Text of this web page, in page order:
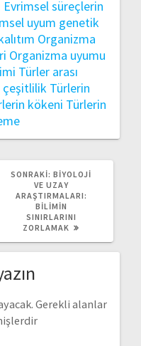
Evrimsel süreçlerin
uyum genetik
Organizma
Organizma uyumu
Türler arası
çeşitlilik Türlerin
kökeni Türlerin
SONRAKI: SONRAKI
YAZI:
BIYOLOJI
VE UZAY
ARAŞTIRMALARI:
BILIMIN
SINIRLARINI
ZORLAMAK
Gerekli alanlar